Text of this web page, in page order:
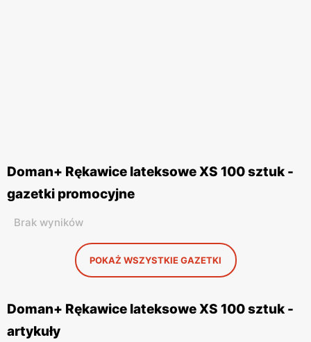
Doman+ Rękawice lateksowe XS 100 sztuk -
gazetki promocyjne
Brak wyników
POKAŻ WSZYSTKIE GAZETKI
Doman+ Rękawice lateksowe XS 100 sztuk -
artykuły